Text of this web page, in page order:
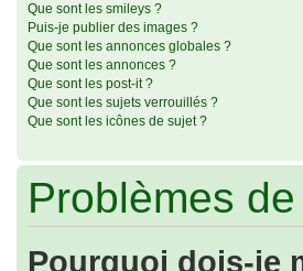
Que sont les smileys ?
Puis-je publier des images ?
Que sont les annonces globales ?
Que sont les annonces ?
Que sont les post-it ?
Que sont les sujets verrouillés ?
Que sont les icônes de sujet ?
Problèmes
Pourquoi dois-je